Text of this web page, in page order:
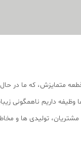
متمایزش، که ما در
داریم ناهمگونی
مشتریان، تولیدی ها و